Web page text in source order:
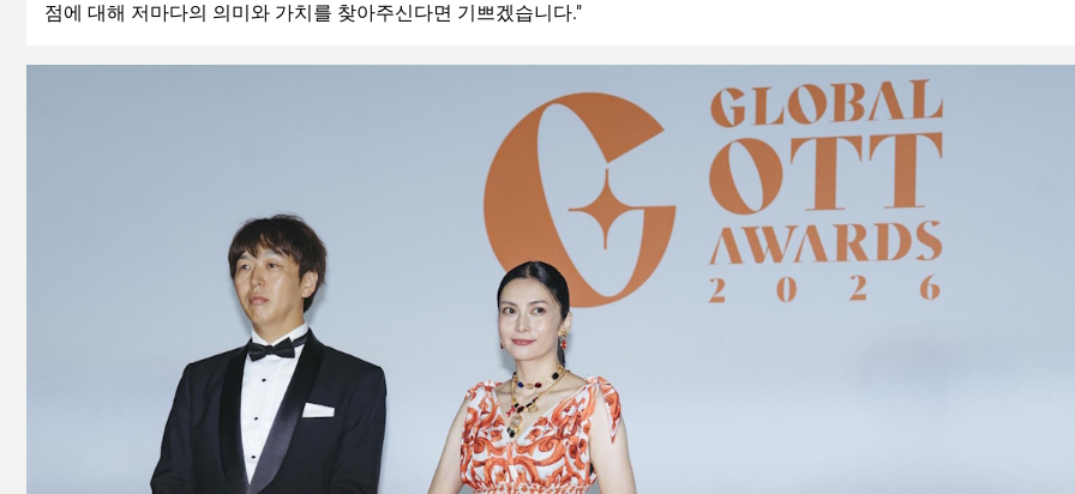
점에 대해 저마다의 의미와 가치를 찾아주신다면 기쁘겠습니다."